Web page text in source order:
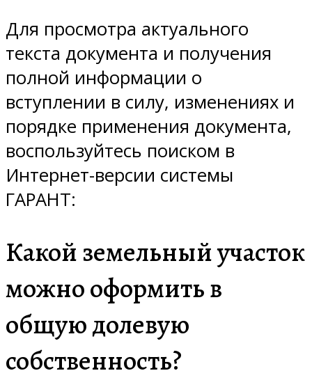
Для просмотра актуального
текста документа и получения
полной информации о
вступлении в силу, изменениях и
порядке применения документа,
воспользуйтесь поиском в
Интернет-версии системы
ГАРАНТ:
Какой земельный участок
можно оформить в
общую долевую
собственность?